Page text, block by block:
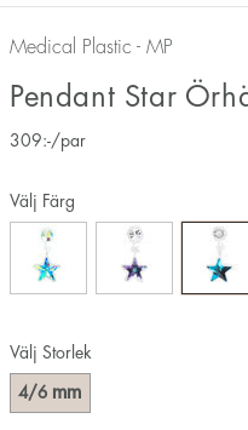
Medical Plastic - MP
Pendant Star
309:-/par
Välj Storlek
4/6 mm
Välj Färg